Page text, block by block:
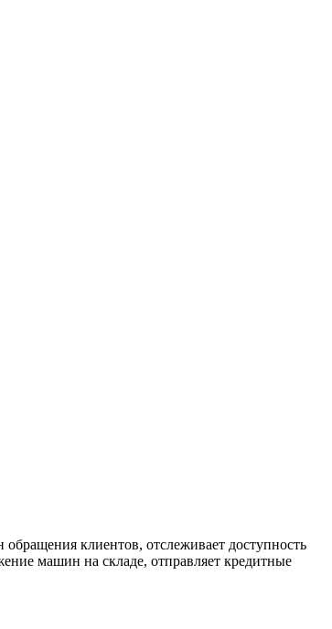
клиентов, отслеживает доступность
машин на складе, отправляет кредитные